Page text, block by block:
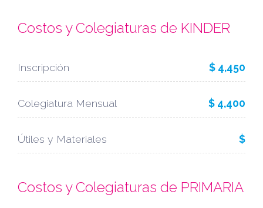
Costos y Colegiaturas de KINDER
Inscripción $ 4,450
Colegiatura Mensual $ 4,400
Útiles y Materiales $
Costos y Colegiaturas de PRIMARIA